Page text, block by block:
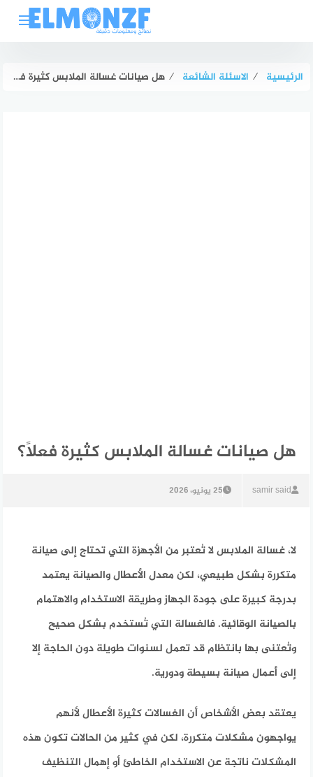
الرئيسية ⁄ الاسئلة الشائعة ⁄ هل صيانات غسالة الملابس كثيرة فعلًا؟
هل صيانات غسالة الملابس كثيرة فعلًا؟
samir said 25 يونيو، 2026
لا، غسالة الملابس لا تُعتبر من الأجهزة التي تحتاج إلى صيانة
متكررة بشكل طبيعي، لكن معدل الأعطال والصيانة يعتمد
بدرجة كبيرة على جودة الجهاز وطريقة الاستخدام والاهتمام
بالصيانة الوقائية. فالغسالة التي تُستخدم بشكل صحيح
وتُعتنى بها بانتظام قد تعمل لسنوات طويلة دون الحاجة إلا
إلى أعمال صيانة بسيطة ودورية.
يعتقد بعض الأشخاص أن الغسالات كثيرة الأعطال لأنهم
يواجهون مشكلات متكررة، لكن في كثير من الحالات تكون هذه
المشكلات ناتجة عن الاستخدام الخاطئ أو إهمال التنظيف